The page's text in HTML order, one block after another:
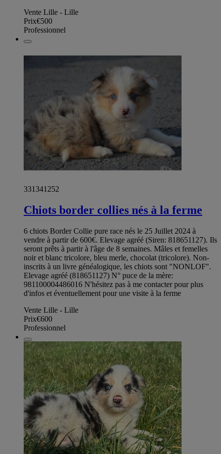
Vente Lille - Lille
Prix€500
Professionnel
331341252
Chiots border collies nés à la ferme
6 chiots Border Collie pure race nés le 25 Juillet 2024 à
vendre à partir de 600€. Elevage agréé (Siren: 818651127). Ils
seront prêts à partir à l'âge de 8 semaines. Mâles et femelles
noir et blanc tricolore, bleu merle, chocolat (tricolore). Non-
inscrits à un livre généalogique, les chiots sont "NONLOF".
Elevage agréé (818651127) N° puce de la mère:
981100004486016 N'hésitez pas à me contacter pour plus
d'infos et éventuellement pour une visite à la ferme
Vente Lille - Lille
Prix€600
Professionnel